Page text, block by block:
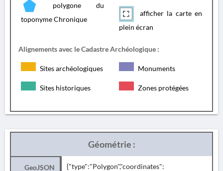
polygone du
toponyme Chronique
afficher la carte en
plein écran
Alignements avec le Cadastre Archéologique :
Sites archéologiques Monuments
Sites historiques Zones protégées
Géométrie :
GeoJSON
{"type":"Polygon","coordinates":